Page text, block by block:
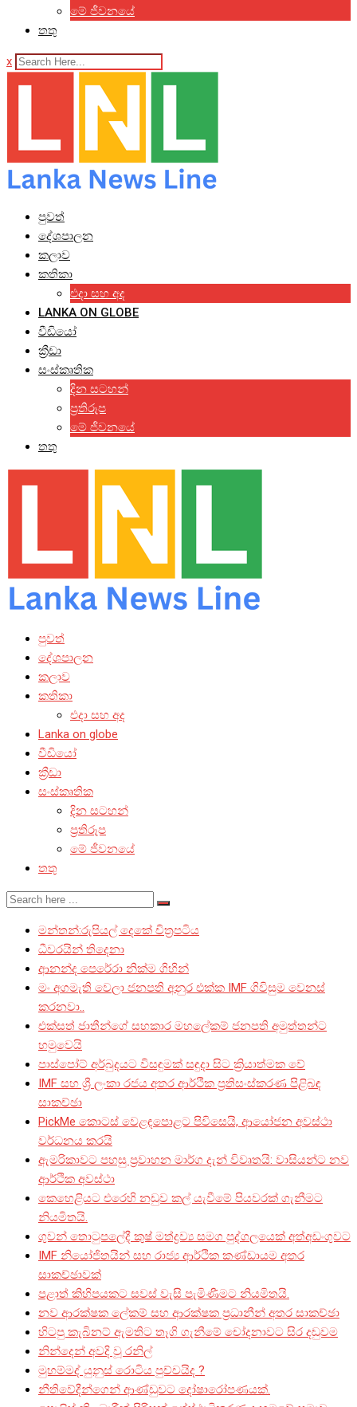
මේ ජීවනයේ
තතු
x
පුවත්
දේශපාලන
කලාව
කතිකා
එදා සහ අද
LANKA ON GLOBE
වීඩියෝ
ක්‍රීඩා
සංස්කෘතික
දින සටහන්
ප්‍රතිරූප
මේ ජීවනයේ
තතු
පුවත්
දේශපාලන
කලාව
කතිකා
එදා සහ අද
Lanka on globe
වීඩියෝ
ක්‍රීඩා
සංස්කෘතික
දින සටහන්
ප්‍රතිරූප
මේ ජීවනයේ
තතු
මන්තන්:රුපියල් දෙකේ චිත්‍රපටිය
ධීවරයින් තිදෙනා
ආනන්ද පෙරේරා නික්ම ගිහින්
මං අගමැති වෙලා ජනපති අනුර එක්ක IMF ගිවිසුම වෙනස්
කරනවා..
එක්සත් ජාතීන්ගේ සහකාර මහලේකම් ජනපති අමුත්තන්ට
හමුවෙයි
පාස්පෝට් අර්බුදයට විසඳුමක් සඳුදා සිට ක්‍රියාත්මක වේ
IMF සහ ශ්‍රී ලංකා රජය අතර ආර්ථික ප්‍රතිසංස්කරණ පිළිබඳ
සාකච්ඡා
PickMe කොටස් වෙළඳපොළට පිවිසෙයි, ආයෝජන අවස්ථා
වර්ධනය කරයි
ඇමරිකාවට පහසු ප්‍රවාහන මාර්ග දැන් විවෘතයි: වාසියන්ට නව
ආර්ථික අවස්ථා
කෙහෙළියට එරෙහි නඩුව කල් යැවීමේ පියවරක් ගැනීමට
නියමිතයි.
ගුවන් තොටුපලේදී කුෂ් මත්ද්‍රව්‍ය සමග පුද්ගලයෙක් අත්අඩංගුවට
IMF නියෝජිතයින් සහ රාජ්‍ය ආර්ථික කණ්ඩායම අතර
සාකච්ඡාවක්
පළාත් කිහිපයකට සවස් වැසි පැමිණීමට නියමිතයි.
නව ආරක්ෂක ලේකම් සහ ආරක්ෂක ප්‍රධානීන් අතර සාකච්ඡා
හිටපු කැබිනට් ඇමතිට තෑගි ගැනීමේ චෝදනාවට සිර දඬුවම
නින්දෙන් අවදි වූ රනිල්
මුහම්මද් යුනුස් රොටිය පුච්චයිද ?
නීතිවේදීන්ගෙන් ආණ්ඩුවට දෝෂාරෝපණයක්.